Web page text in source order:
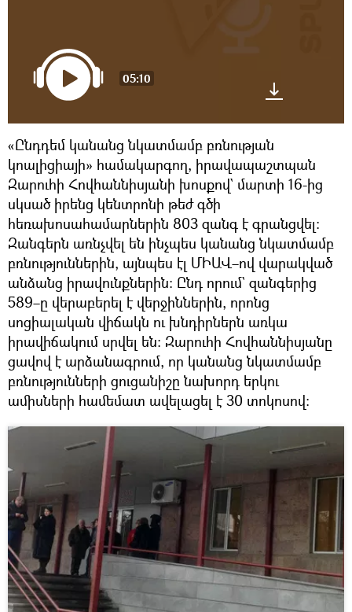
05:10
«Ընդդեմ կանանց նկատմամբ բռնության
կոալիցիայի» համակարգող, իրավապաշտպան
Զարուհի Հովհաննիսյանի խոսքով` մարտի 16-ից
սկսած իրենց կենտրոնի թեժ գծի
հեռախոսահամարներին 803 զանգ է գրանցվել։
Զանգերն առնչվել են ինչպես կանանց նկատմամբ
բռնություններին, այնպես էլ ՄԻԱՎ–ով վարակված
անձանց իրավունքներին։ Ընդ որում` զանգերից
589–ը վերաբերել է վերջիններին, որոնց
սոցիալական վիճակն ու խնդիրներն առկա
իրավիճակում սրվել են։ Զարուհի Հովհաննիսյանը
ցավով է արձանագրում, որ կանանց նկատմամբ
բռնությունների ցուցանիշը նախորդ երկու
ամիսների համեմատ ավելացել է 30 տոկոսով։